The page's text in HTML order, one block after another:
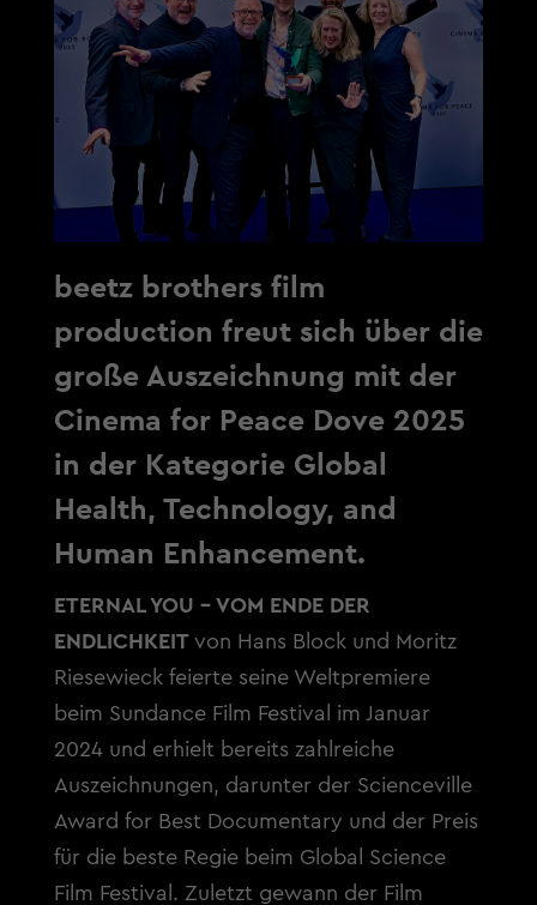
beetz brothers film
production freut sich über die
große Auszeichnung mit der
Cinema for Peace Dove 2025
in der Kategorie Global
Health, Technology, and
Human Enhancement.
ETERNAL YOU – VOM ENDE DER
ENDLICHKEITvon Hans Block und Moritz
Riesewieck feierte seine Weltpremiere
beim Sundance Film Festival im Januar
2024 und erhielt bereits zahlreiche
Auszeichnungen, darunter der Scienceville
Award for Best Documentary und der Preis
für die beste Regie beim Global Science
Film Festival. Zuletzt gewann der Film